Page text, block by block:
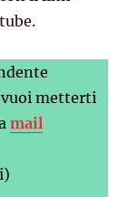
vuoi metterti
mail